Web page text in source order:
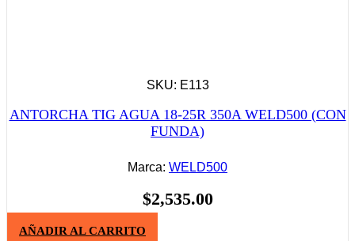
SKU: E113
ANTORCHA TIG AGUA 18-25R 350A WELD500 (CON
FUNDA)
Marca: WELD500
$2,535.00
AÑADIR AL CARRITO